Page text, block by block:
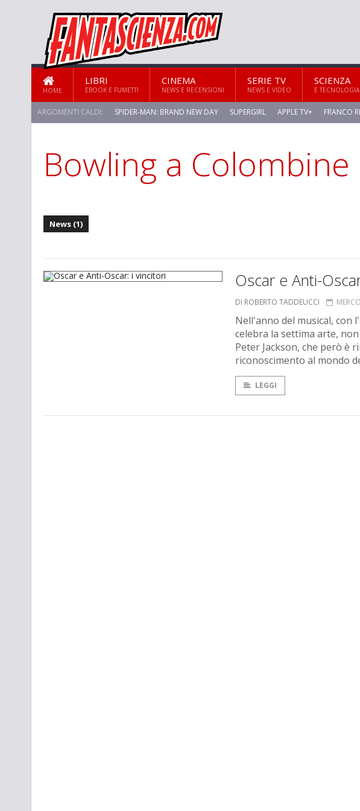
HOME
LIBRI
EBOOK E FUMETTI
CINEMA
NEWS E RECENSIONI
SERIE TV
NEWS E VIDEO
SCIENZA
E TECNOLOGIA
ARGOMENTI CALDI: SPIDER-MAN: BRAND NEW DAY SUPERGIRL APPLE TV+ FRANCO
STAR TREK: STRANGE NEW WORLDS
Bowling a Colombine
News (1)
Oscar e Anti-
DI ROBERTO TADDEUCCI
Nell'anno del musical, con
celebra la settima arte,
Peter Jackson, che però è
riconoscimento al mondo
LEGGI